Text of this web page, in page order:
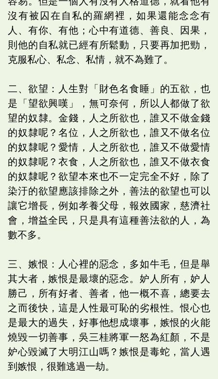
沒有被囚在自私的羅網裡，如果還能念念有
人、有你、有他；心中有道德、善良、因果，
則他的自私就已經有所鬆動，只要再加把勁，
克服私心、私念、私情，就不為難了。
二、欲望：人生對「財色名食睡」的五欲，也
是「望欲興嘆」，無可奈何，所以人都做了欲
望的奴隸。金錢，人之所欲也，誰又不做金錢
的奴隸呢？名位，人之所欲也，誰又不做名位
的奴隸呢？愛情，人之所欲也，誰又不做愛情
的奴隸呢？衣食，人之所欲也，誰又不做衣食
的奴隸呢？欲望本來也不一定完全不好，除了
染汙的欲望應該排除之外，善法的欲望也可以
讓它增長，例如孝養父母，報效國家，慈濟社
會，增益全民，只是具有這種善法欲的人，為
數不多。
三、嫉恨：人心裡的惡念，多如牛毛，但是舉
其大者，嫉恨是最壞的惡念。妒人所有，妒人
勝己，所有好者、善者，他一概不喜，總要去
之而後快，這是人性最可恥的劣根性。恨心也
是最大的過失，好事他想成壞事，嫉恨的火能
燒毀一切善事，吳三桂將軍一怒為紅顏，不是
妒心毀滅了大明江山嗎？嫉恨是毒蛇，當人遇
到嫉恨，很難逃過一劫。